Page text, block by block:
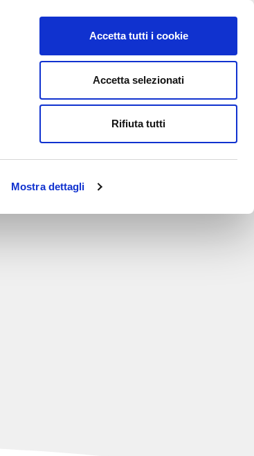
Mostra dettagli
Accetta tutti i cookie
Accetta selezionati
Rifiuta tutti
AREA RISERVATA